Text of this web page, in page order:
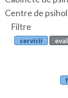
Bistrita-Nasaud
Botosani
Servicii
Articole
Centre de
Filtre
servicii